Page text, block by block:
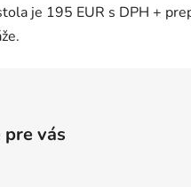
je 195 EUR s DPH +
vás